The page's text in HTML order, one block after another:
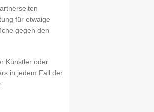
für etwaige
gegen den
Künstler oder
in jedem Fall der